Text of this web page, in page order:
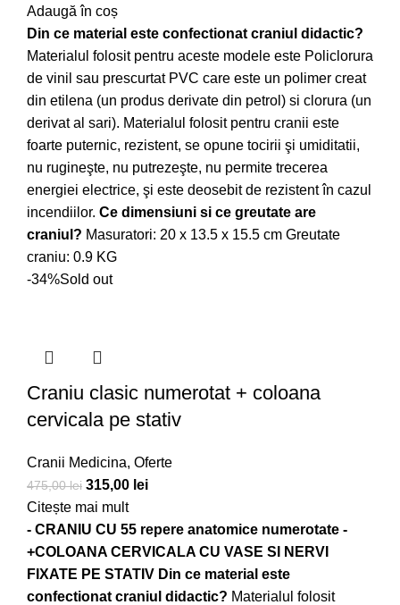
Adaugă în coș
Din ce material este confectionat craniul didactic?
Materialul folosit pentru aceste modele este Policlorura
de vinil sau prescurtat PVC care este un polimer creat
din etilena (un produs derivate din petrol) si clorura (un
derivat al sari). Materialul folosit pentru cranii este
foarte puternic, rezistent, se opune tocirii şi umiditatii,
nu rugineşte, nu putrezeşte, nu permite trecerea
energiei electrice, şi este deosebit de rezistent în cazul
incendiilor. Ce dimensiuni si ce greutate are
craniul? Masuratori: 20 x 13.5 x 15.5 cm Greutate
craniu: 0.9 KG
-34%Sold out
Craniu clasic numerotat + coloana
cervicala pe stativ
Cranii Medicina, Oferte
475,00lei 315,00 lei
Citește mai mult
- CRANIU CU 55 repere anatomice numerotate -
+COLOANA CERVICALA CU VASE SI NERVI
FIXATE PE STATIV Din ce material este
confectionat craniul didactic? Materialul folosit